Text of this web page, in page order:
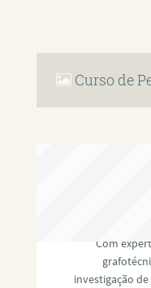
Curso de
Com
investigação